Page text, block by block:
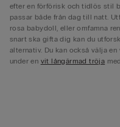
efter en förförisk och tidlös stil
passar både från dag till natt.
rosa babydoll, eller omfamna
snart ska gifta dig kan du
alternativ. Du kan också välja
under en vit långärmad tröja